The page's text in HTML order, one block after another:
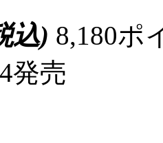
込) 8,180ポ
発売